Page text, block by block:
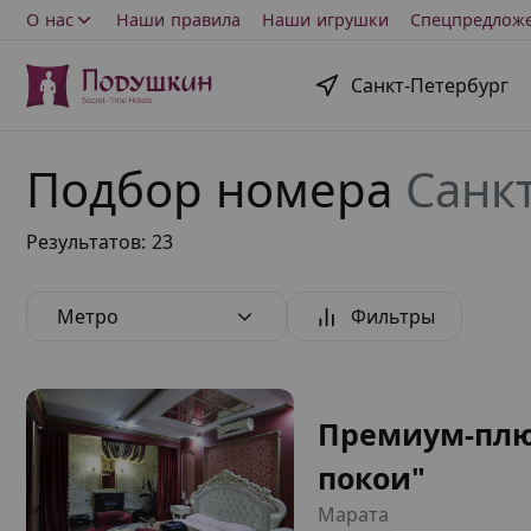
О нас Наши правила Наши игрушки
Санкт-Петербург
Подбор номера
Результатов: 23
Метро Фильтры
Премиум-
покои"
Марата